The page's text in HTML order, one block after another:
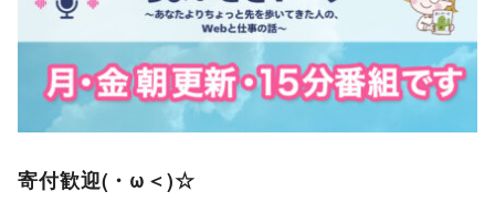
寄付歓迎(・ω＜)☆